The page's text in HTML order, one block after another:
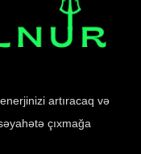
artıracaq və
çıxmağa